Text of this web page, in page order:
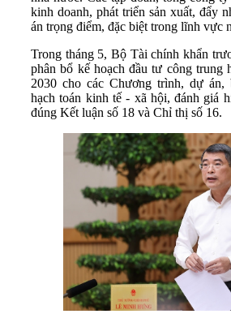
kinh doanh, phát triển sản xuất, đẩy
án trọng điểm, đặc biệt trong lĩnh vực
Trong tháng 5, Bộ Tài chính khẩn
phân bổ kế hoạch đầu tư công trung
2030 cho các Chương trình, dự án,
hạch toán kinh tế - xã hội, đánh giá
đúng Kết luận số 18 và Chỉ thị số 16.